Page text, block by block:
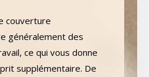
couverture
généralement des
ce qui vous donne
supplémentaire. De